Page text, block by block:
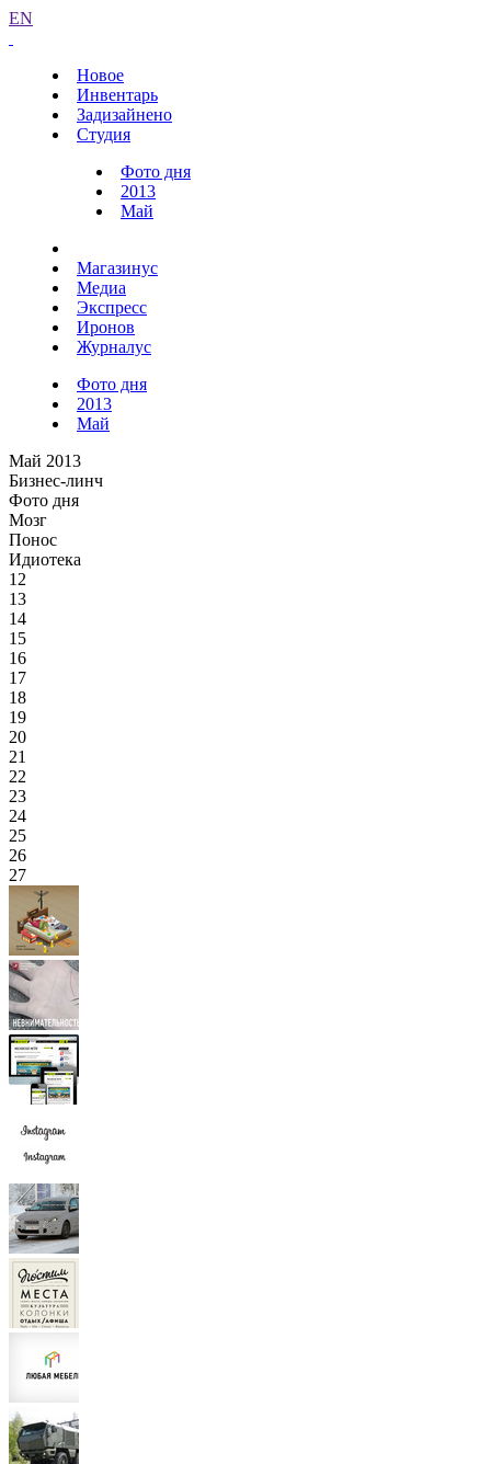
EN
Новое
Инвентарь
Задизайнено
Студия
Фото дня
2013
Май
Магазинус
Медиа
Экспресс
Иронов
Журналус
Фото дня
2013
Май
Май 2013
Бизнес-линч
Фото дня
Мозг
Понос
Идиотека
12
13
14
15
16
17
18
19
20
21
22
23
24
25
26
27